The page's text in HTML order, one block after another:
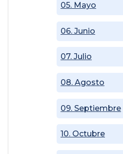
05. Mayo
06. Junio
07. Julio
08. Agosto
09. Septiembre
10. Octubre